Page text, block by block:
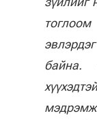
байна.